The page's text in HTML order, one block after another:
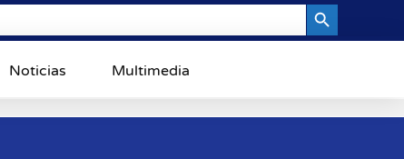
Noticias Multimedia